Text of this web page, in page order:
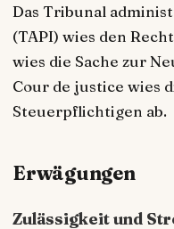
Das Tribunal
(TAPI) wies den
wies die Sache zur
Cour de justice wies
Steuerpflichtigen ab.
Erwägungen
Zulässigkeit und